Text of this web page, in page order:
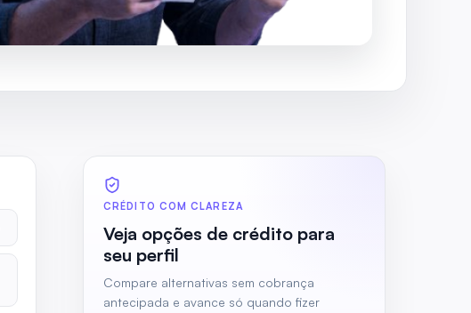
CRÉDITO COM CLAREZA
Veja opções de crédito para
seu perfil
Compare alternativas sem cobrança
antecipada e avance só quando fizer